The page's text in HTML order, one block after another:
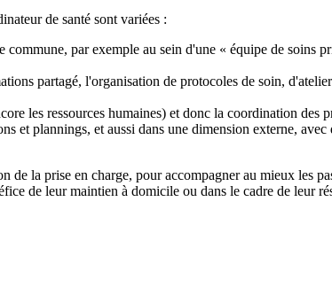
de santé sont variées :
par exemple au sein d'une « équipe de soins
partagé, l'organisation de protocoles de soin,
les ressources humaines) et donc la coordination des
et plannings, et aussi dans une dimension externe,
la prise en charge, pour accompagner au mieux les
de leur maintien à domicile ou dans le cadre de leur